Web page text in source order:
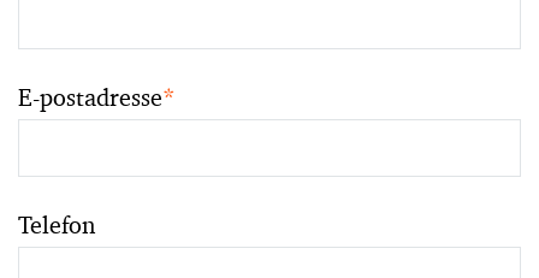
E-postadresse*
Telefon